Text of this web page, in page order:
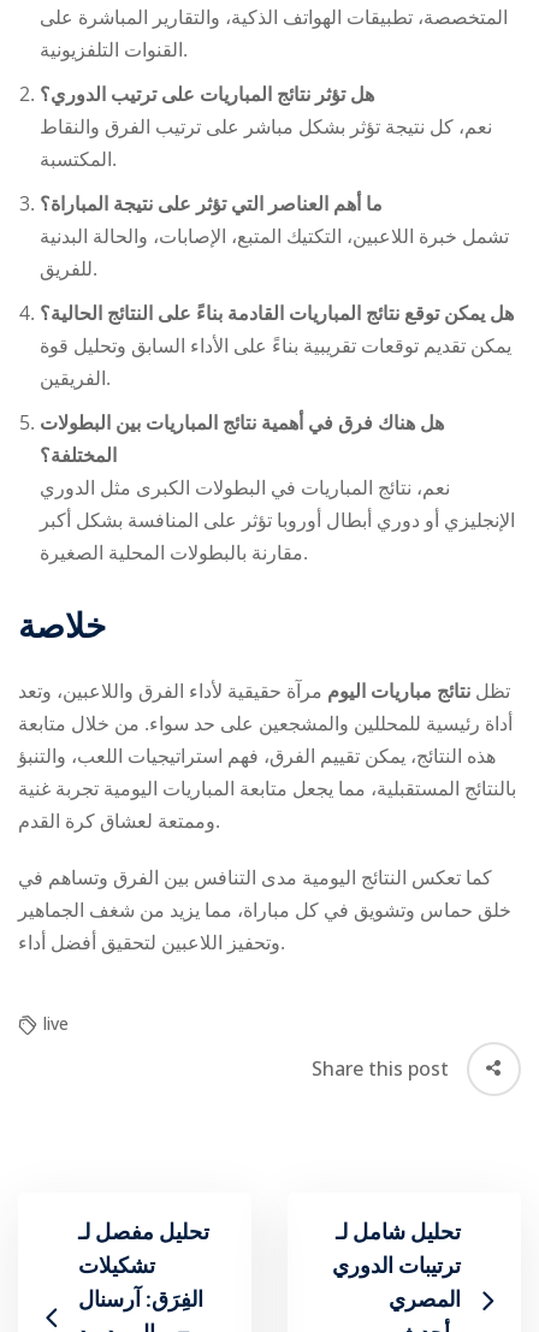
المتخصصة، تطبيقات الهواتف الذكية، والتقارير المباشرة على
القنوات التلفزيونية.
هل تؤثر نتائج المباريات على ترتيب الدوري؟
نعم، كل نتيجة تؤثر بشكل مباشر على ترتيب الفرق والنقاط
المكتسبة.
ما أهم العناصر التي تؤثر على نتيجة المباراة؟
تشمل خبرة اللاعبين، التكتيك المتبع، الإصابات، والحالة البدنية
للفريق.
هل يمكن توقع نتائج المباريات القادمة بناءً على النتائج الحالية؟
يمكن تقديم توقعات تقريبية بناءً على الأداء السابق وتحليل قوة
الفريقين.
هل هناك فرق في أهمية نتائج المباريات بين البطولات
المختلفة؟
نعم، نتائج المباريات في البطولات الكبرى مثل الدوري
الإنجليزي أو دوري أبطال أوروبا تؤثر على المنافسة بشكل أكبر
مقارنة بالبطولات المحلية الصغيرة.
خلاصة
تظل نتائج مباريات اليوم مرآة حقيقية لأداء الفرق واللاعبين، وتعد
أداة رئيسية للمحللين والمشجعين على حد سواء. من خلال متابعة
هذه النتائج، يمكن تقييم الفرق، فهم استراتيجيات اللعب، والتنبؤ
بالنتائج المستقبلية، مما يجعل متابعة المباريات اليومية تجربة غنية
وممتعة لعشاق كرة القدم.
كما تعكس النتائج اليومية مدى التنافس بين الفرق وتساهم في
خلق حماس وتشويق في كل مباراة، مما يزيد من شغف الجماهير
وتحفيز اللاعبين لتحقيق أفضل أداء.
live
Share this post
تحليل مفصل لـ
تشكيلات
الفِرَق: آرسنال
تحليل شامل لـ
ترتيبات الدوري
المصري